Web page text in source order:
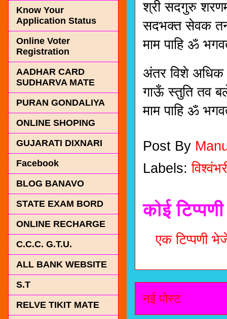
श्री सदगुरु
सदभक्त सेवक
माम पाहि ॐ
अंतर विशे अधिक
गाऊँ स्तुति तव
माम पाहि ॐ
Post By
Labels:
कोई
एक टिप्पणी
नई पोस्ट
Know Your
Application Status
Online Voter
Registration
AADHAR CARD
SUDHARVA MATE
PURAN GONDALIYA
ONLINE SHOPING
GUJARATI DIXNARI
Facebook
BLOG BANAVO
STATE EXAM BORD
ONLINE RECHARGE
C.C.C. G.T.U.
ALL BANK WEBSITE
S.T
RELVE TIKIT MATE